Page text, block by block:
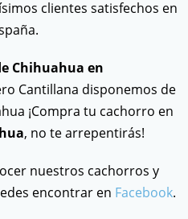
clientes satisfechos en
Chihuahua en
Cantillana disponemos de
¡Compra tu cachorro en
, no te arrepentirás!
nuestros cachorros y
encontrar en Facebook.